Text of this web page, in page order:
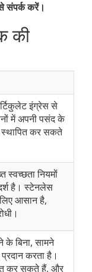
से संपर्क करें।
की
इंग्रेस से
में अपनी पसंद के
स्थापित कर सकते
स्वच्छता नियमों
है। स्टेनलेस
आसान है,
बिना, सामने
करता है।
कर सकते हैं, और